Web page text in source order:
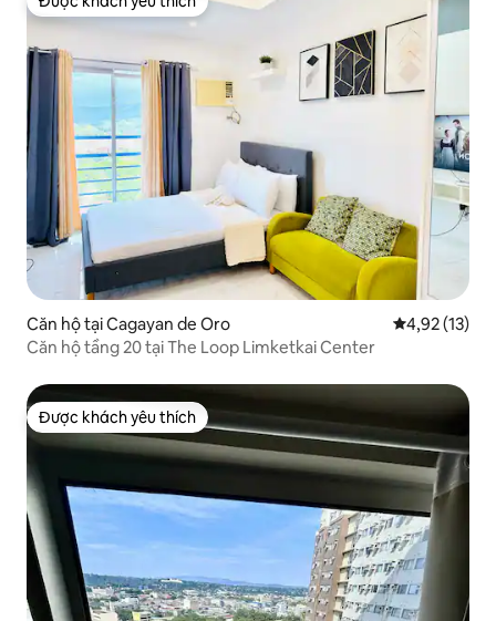
Được khách yêu thích
Căn hộ tại Cagayan de Oro Xếp hạng
4,92 (13)
Căn hộ tầng 20 tại The Loop Limketkai Center
Được khách yêu thích
Được khách yêu thích